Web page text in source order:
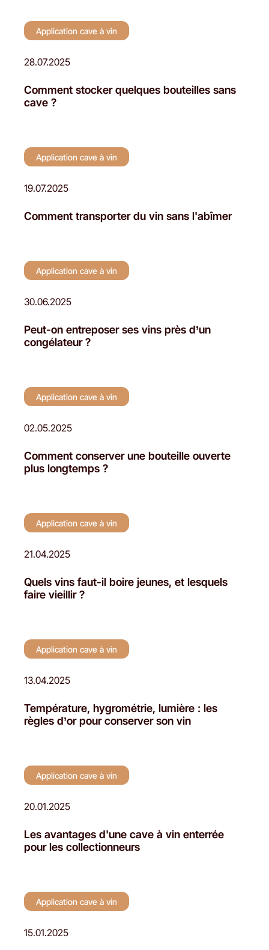
Application cave à vin
28.07.2025
Comment stocker quelques bouteilles sans
cave ?
Application cave à vin
19.07.2025
Comment transporter du vin sans l'abîmer
Application cave à vin
30.06.2025
Peut-on entreposer ses vins près d’un
congélateur ?
Application cave à vin
02.05.2025
Comment conserver une bouteille ouverte
plus longtemps ?
Application cave à vin
21.04.2025
Quels vins faut-il boire jeunes, et lesquels
faire vieillir ?
Application cave à vin
13.04.2025
Température, hygrométrie, lumière : les
règles d’or pour conserver son vin
Application cave à vin
20.01.2025
Les avantages d'une cave à vin enterrée
pour les collectionneurs
Application cave à vin
15.01.2025